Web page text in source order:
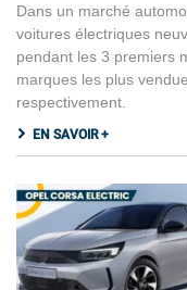
Dans un marché
voitures électriques
pendant les 3 premiers
marques les plus
respectivement.
EN SAVOIR +